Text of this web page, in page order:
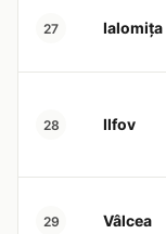
27 Ialomița
28 Ilfov
29 Vâlcea